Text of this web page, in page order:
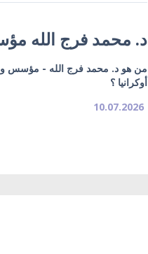
د. محمد فرج الله
من هو د. محمد فرج الله - مؤسس
أوكرانيا ؟
10.07.2026